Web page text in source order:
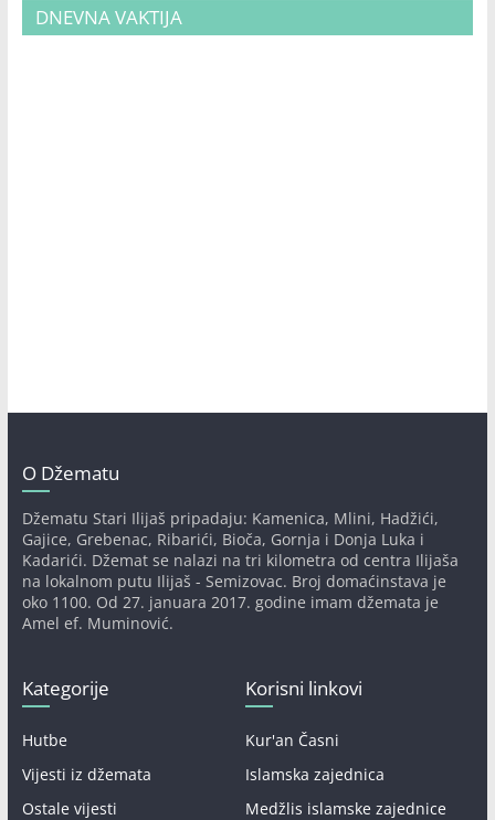
DNEVNA VAKTIJA
O Džematu
Džematu Stari Ilijaš pripadaju: Kamenica, Mlini, Hadžići,
Gajice, Grebenac, Ribarići, Bioča, Gornja i Donja Luka i
Kadarići. Džemat se nalazi na tri kilometra od centra Ilijaša
na lokalnom putu Ilijaš - Semizovac. Broj domaćinstava je
oko 1100. Od 27. januara 2017. godine imam džemata je
Amel ef. Muminović.
Kategorije
Hutbe
Vijesti iz džemata
Ostale vijesti
Korisni linkovi
Kur'an Časni
Islamska zajednica
Medžlis islamske zajednice